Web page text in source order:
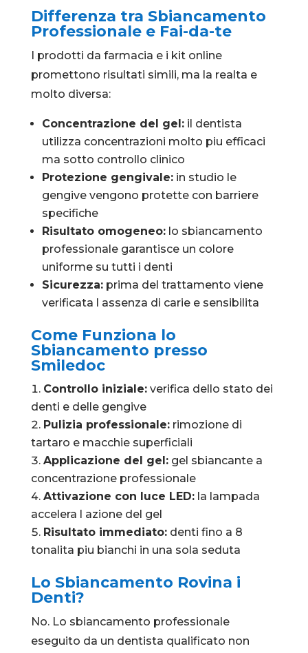
Differenza tra Sbiancamento
Professionale e Fai-da-te
I prodotti da farmacia e i kit online
promettono risultati simili, ma la realta e
molto diversa:
Concentrazione del gel:il dentista
utilizza concentrazioni molto piu efficaci
ma sotto controllo clinico
Protezione gengivale:in studio le
gengive vengono protette con barriere
specifiche
Risultato omogeneo:lo sbiancamento
professionale garantisce un colore
uniforme su tutti i denti
Sicurezza:prima del trattamento viene
verificata l assenza di carie e sensibilita
Come Funziona lo
Sbiancamento presso
Smiledoc
Controllo iniziale:verifica dello stato dei
denti e delle gengive
Pulizia professionale:rimozione di
tartaro e macchie superficiali
Applicazione del gel:gel sbiancante a
concentrazione professionale
Attivazione con luce LED:la lampada
accelera l azione del gel
Risultato immediato:denti fino a 8
tonalita piu bianchi in una sola seduta
Lo Sbiancamento Rovina i
Denti?
No. Lo sbiancamento professionale
eseguito da un dentista qualificato non